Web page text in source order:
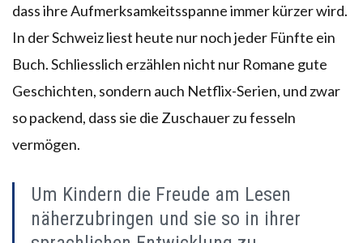
dass ihre Aufmerksamkeitsspanne immer kürzer wird.
In der Schweiz liest heute nur noch jeder Fünfte ein
Buch. Schliesslich erzählen nicht nur Romane gute
Geschichten, sondern auch Netflix-Serien, und zwar
so packend, dass sie die Zuschauer zu fesseln
vermögen.
Um Kindern die Freude am Lesen
näherzubringen und sie so in ihrer